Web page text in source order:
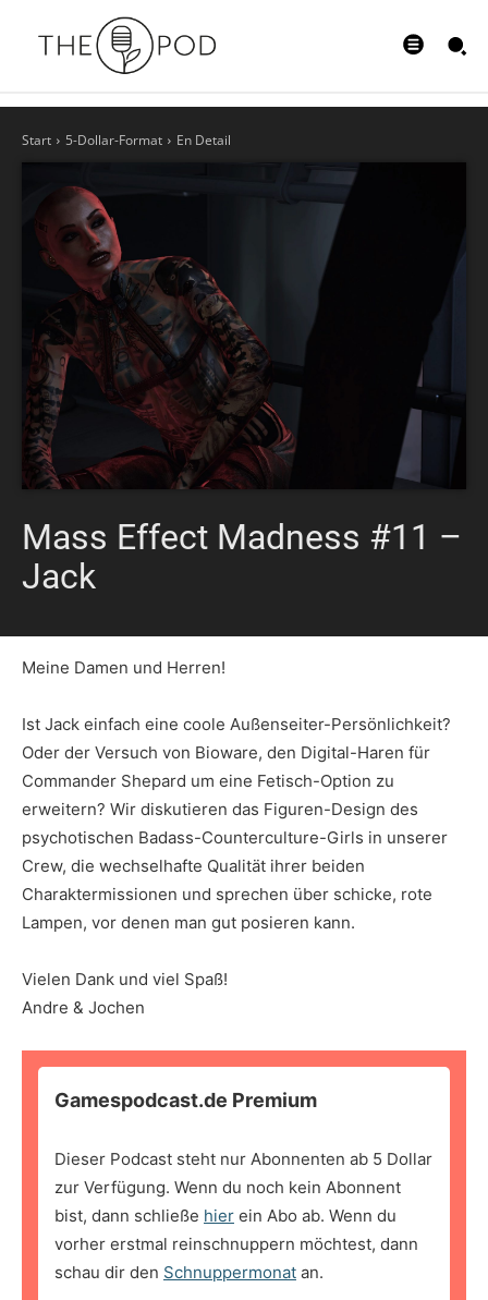
Start 5-Dollar-Format En Detail
Mass Effect Madness #11 –
Jack
Meine Damen und Herren!
Ist Jack einfach eine coole Außenseiter-Persönlichkeit?
Oder der Versuch von Bioware, den Digital-Haren für
Commander Shepard um eine Fetisch-Option zu
erweitern? Wir diskutieren das Figuren-Design des
psychotischen Badass-Counterculture-Girls in unserer
Crew, die wechselhafte Qualität ihrer beiden
Charaktermissionen und sprechen über schicke, rote
Lampen, vor denen man gut posieren kann.
Vielen Dank und viel Spaß!
Andre & Jochen
Gamespodcast.de Premium
Dieser Podcast steht nur Abonnenten ab 5 Dollar
zur Verfügung. Wenn du noch kein Abonnent
bist, dann schließe hier ein Abo ab. Wenn du
vorher erstmal reinschnuppern möchtest, dann
schau dir den Schnuppermonat an.